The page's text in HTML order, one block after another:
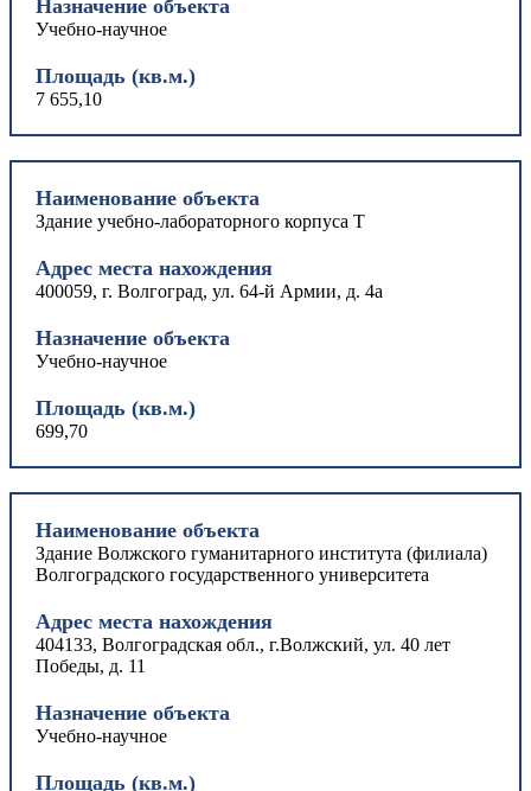
Назначение объекта
Учебно-научное
Площадь (кв.м.)
7 655,10
Наименование объекта
Здание учебно-лабораторного корпуса Т
Адрес места нахождения
400059, г. Волгоград, ул. 64-й Армии, д. 4а
Назначение объекта
Учебно-научное
Площадь (кв.м.)
699,70
Наименование объекта
Здание Волжского гуманитарного института (филиала)
Волгоградского государственного университета
Адрес места нахождения
404133, Волгоградская обл., г.Волжский, ул. 40 лет
Победы, д. 11
Назначение объекта
Учебно-научное
Площадь (кв.м.)